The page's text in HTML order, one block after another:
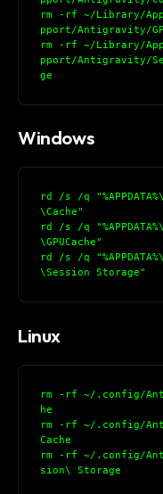
rm -rf ~/Library/
pport/Antigravity/
rm -rf ~/Library/
pport/Antigravity/
ge
Windows
rd /s /q
\Cache"
rd /s /q
\GPUCache"
rd /s /q
\Session Storage"
Linux
rm -rf ~/.config/
he
rm -rf ~/.config/
Cache
rm -rf ~/.config/
sion\ Storage